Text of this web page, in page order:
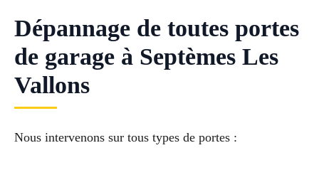
Dépannage de toutes portes
de garage à Septèmes Les
Vallons
Nous intervenons sur tous types de portes :